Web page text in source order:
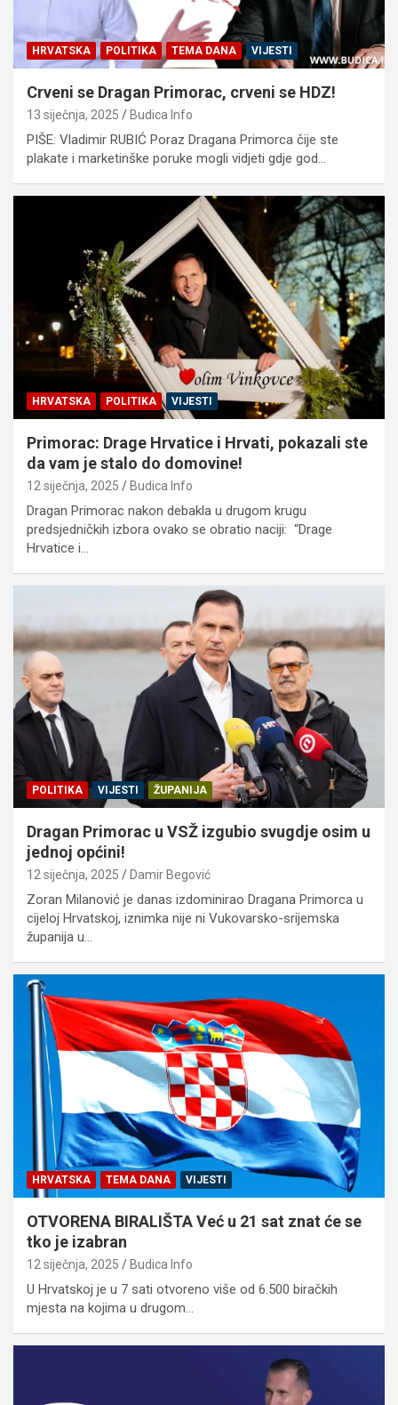
HRVATSKA POLITIKA TEMA DANA VIJESTI
Crveni se Dragan Primorac, crveni se HDZ!
13 siječnja, 2025 Budica Info
PIŠE: Vladimir RUBIĆ Poraz Dragana Primorca čije ste
plakate i marketinške poruke mogli vidjeti gdje god…
HRVATSKA POLITIKA VIJESTI
Primorac: Drage Hrvatice i Hrvati, pokazali ste
da vam je stalo do domovine!
12 siječnja, 2025 Budica Info
Dragan Primorac nakon debakla u drugom krugu
predsjedničkih izbora ovako se obratio naciji: “Drage
Hrvatice i…
POLITIKA VIJESTI ŽUPANIJA
Dragan Primorac u VSŽ izgubio svugdje osim u
jednoj općini!
12 siječnja, 2025 Damir Begović
Zoran Milanović je danas izdominirao Dragana Primorca u
cijeloj Hrvatskoj, iznimka nije ni Vukovarsko-srijemska
županija u…
HRVATSKA TEMA DANA VIJESTI
OTVORENA BIRALIŠTA Već u 21 sat znat će se
tko je izabran
12 siječnja, 2025 Budica Info
U Hrvatskoj je u 7 sati otvoreno više od 6.500 biračkih
mjesta na kojima u drugom…